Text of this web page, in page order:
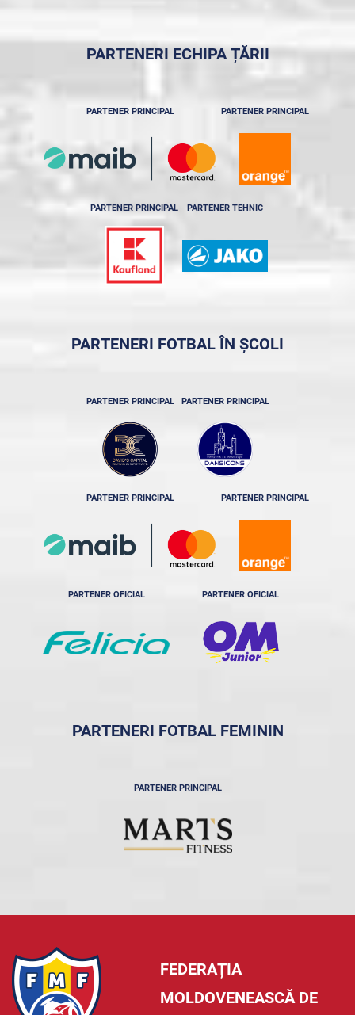
PARTENERI ECHIPA ȚĂRII
PARTENER PRINCIPAL PARTENER PRINCIPAL
PARTENER PRINCIPAL PARTENER TEHNIC
PARTENERI FOTBAL ÎN ȘCOLI
PARTENER PRINCIPAL PARTENER PRINCIPAL
PARTENER PRINCIPAL PARTENER PRINCIPAL
PARTENER OFICIAL PARTENER OFICIAL
PARTENERI FOTBAL FEMININ
PARTENER PRINCIPAL
FEDERAȚIA
MOLDOVENEASCĂ DE